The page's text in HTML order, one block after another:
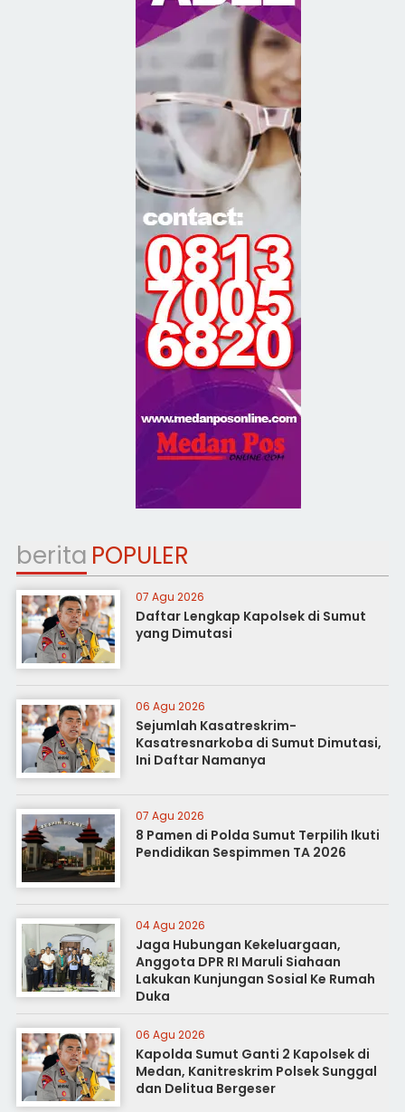
berita POPULER
07 Agu 2026
Daftar Lengkap Kapolsek di Sumut
yang Dimutasi
06 Agu 2026
Sejumlah Kasatreskrim-
Kasatresnarkoba di Sumut Dimutasi,
Ini Daftar Namanya
07 Agu 2026
8 Pamen di Polda Sumut Terpilih Ikuti
Pendidikan Sespimmen TA 2026
04 Agu 2026
Jaga Hubungan Kekeluargaan,
Anggota DPR RI Maruli Siahaan
Lakukan Kunjungan Sosial Ke Rumah
Duka
06 Agu 2026
Kapolda Sumut Ganti 2 Kapolsek di
Medan, Kanitreskrim Polsek Sunggal
dan Delitua Bergeser